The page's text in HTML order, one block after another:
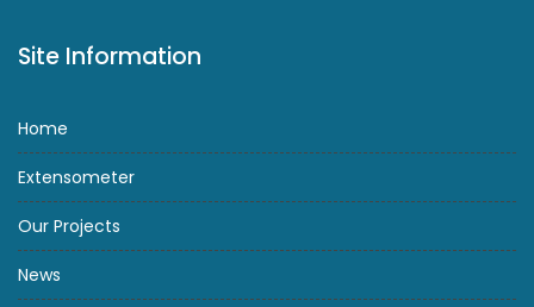
Site Information
Home
Extensometer
Our Projects
News